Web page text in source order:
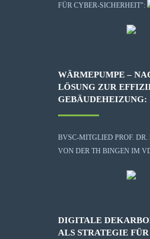
FÜR CYBER-SICHERHEIT":
WÄRMEPUMPE –
LÖSUNG ZUR
GEBÄUDEHEIZUNG:
BVSC-MITGLIED PROF.
VON DER TH BINGEN IM
DIGITALE
ALS STRATEGIE